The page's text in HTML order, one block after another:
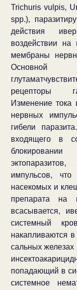
Trichuris vulpis,
spp.),
действия
воздействии на
мембраны
рецепторы
Изменение тока
нервных
гибели
входящего в
импульсов,
насекомых и
препарата на
всасывается,
системный
накапливаются
сальных железах
попадающий в
системное